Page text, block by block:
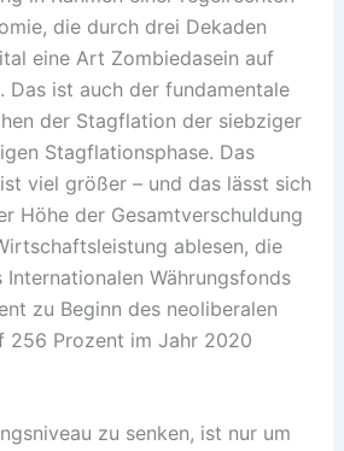
die durch drei Dekaden
eine Art Zombiedasein auf
Das ist auch der fundamentale
der Stagflation der siebziger
Stagflationsphase. Das
viel größer – und das lässt sich
Höhe der Gesamtverschuldung
ablesen, die
Internationalen Währungsfonds
zu Beginn des neoliberalen
256 Prozent im Jahr 2020
zu ­senken, ist nur um